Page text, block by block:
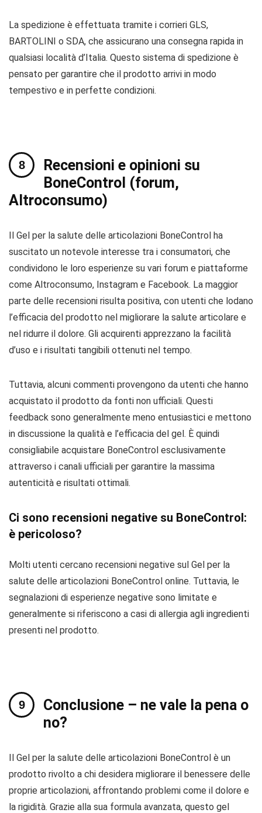
La spedizione è effettuata tramite i corrieri GLS,
BARTOLINI o SDA, che assicurano una consegna rapida in
qualsiasi località d’Italia. Questo sistema di spedizione è
pensato per garantire che il prodotto arrivi in modo
tempestivo e in perfette condizioni.
Recensioni e opinioni su
BoneControl (forum,
Altroconsumo)
Il Gel per la salute delle articolazioni BoneControl ha
suscitato un notevole interesse tra i consumatori, che
condividono le loro esperienze su vari forum e piattaforme
come Altroconsumo, Instagram e Facebook. La maggior
parte delle recensioni risulta positiva, con utenti che lodano
l’efficacia del prodotto nel migliorare la salute articolare e
nel ridurre il dolore. Gli acquirenti apprezzano la facilità
d’uso e i risultati tangibili ottenuti nel tempo.
Tuttavia, alcuni commenti provengono da utenti che hanno
acquistato il prodotto da fonti non ufficiali. Questi
feedback sono generalmente meno entusiastici e mettono
in discussione la qualità e l’efficacia del gel. È quindi
consigliabile acquistare BoneControl esclusivamente
attraverso i canali ufficiali per garantire la massima
autenticità e risultati ottimali.
Ci sono recensioni negative su BoneControl:
è pericoloso?
Molti utenti cercano recensioni negative sul Gel per la
salute delle articolazioni BoneControl online. Tuttavia, le
segnalazioni di esperienze negative sono limitate e
generalmente si riferiscono a casi di allergia agli ingredienti
presenti nel prodotto.
Conclusione – ne vale la pena o
no?
Il Gel per la salute delle articolazioni BoneControl è un
prodotto rivolto a chi desidera migliorare il benessere delle
proprie articolazioni, affrontando problemi come il dolore e
la rigidità. Grazie alla sua formula avanzata, questo gel